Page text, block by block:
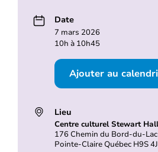
Date
7 mars 2026
10h à 10h45
Ajouter au
Lieu
Centre culturel Stewart Hall
176 Chemin du Bord-du-
Pointe-Claire Québec H9S